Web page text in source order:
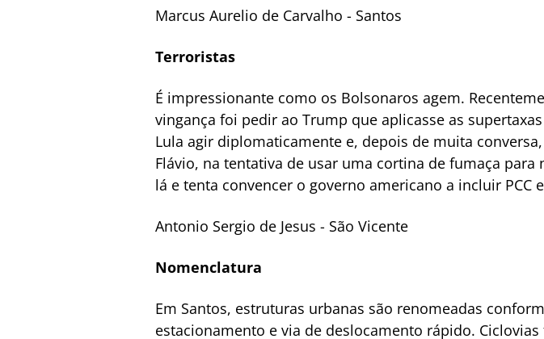
Marcus Aurelio de Carvalho - Santos
Terroristas
É impressionante como os Bolsonaros agem.
vingança foi pedir ao Trump que aplicasse as
Lula agir diplomaticamente e, depois de muita
Flávio, na tentativa de usar uma cortina de fumaça
lá e tenta convencer o governo americano a incluir PCC
Antonio Sergio de Jesus - São Vicente
Nomenclatura
Em Santos, estruturas urbanas são renomeadas
estacionamento e via de deslocamento rápido.